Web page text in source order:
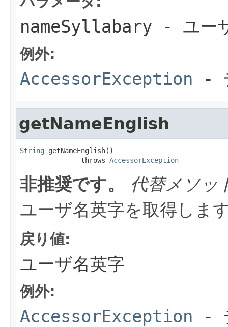
nameSyllabary - ユー
例外:
AccessorException -
getNameEnglish
String getNameEnglish()
               throws
AccessorException
非推奨です。
代替メソッ
ユーザ名英字を取得しま
戻り値:
ユーザ名英字
例外:
AccessorException -